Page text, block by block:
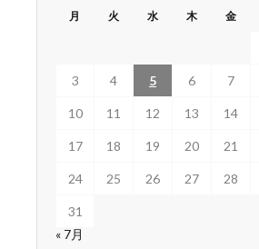
月 火 水 木 金
3 4 5 6 7
10 11 12 13 14
17 18 19 20 21
24 25 26 27 28
31
« 7月